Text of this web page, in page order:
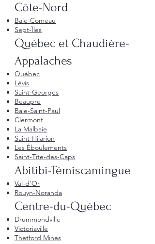
Côte-Nord
Baie-Comeau
Sept-Îles
Québec et Chaudière-
Appalaches
Québec
Lévis
Saint-Georges
Beaupre
Baie-Saint-Paul
Clermont
La Malbaie
Saint-Hilarion
Les Éboulements
Saint-Tite-des-Caps
Abitibi-Témiscamingue
Val-d'Or
Rouyn-Noranda
Centre-du-Québec
Drummondville
Victoriaville
Thetford Mines